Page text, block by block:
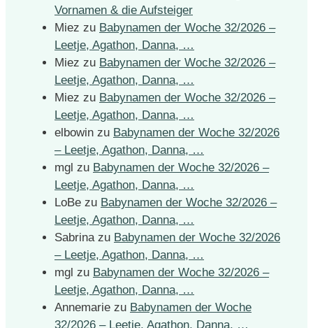
Vornamen & die Aufsteiger
Miez zu Babynamen der Woche 32/2026 –
Leetje, Agathon, Danna, …
Miez zu Babynamen der Woche 32/2026 –
Leetje, Agathon, Danna, …
Miez zu Babynamen der Woche 32/2026 –
Leetje, Agathon, Danna, …
elbowin zu Babynamen der Woche 32/2026
– Leetje, Agathon, Danna, …
mgl zu Babynamen der Woche 32/2026 –
Leetje, Agathon, Danna, …
LoBe zu Babynamen der Woche 32/2026 –
Leetje, Agathon, Danna, …
Sabrina zu Babynamen der Woche 32/2026
– Leetje, Agathon, Danna, …
mgl zu Babynamen der Woche 32/2026 –
Leetje, Agathon, Danna, …
Annemarie zu Babynamen der Woche
32/2026 – Leetje, Agathon, Danna, …